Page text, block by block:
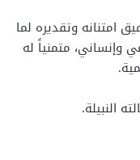
امتنانه وتقديره لما
متمنياً له
النبيلة.